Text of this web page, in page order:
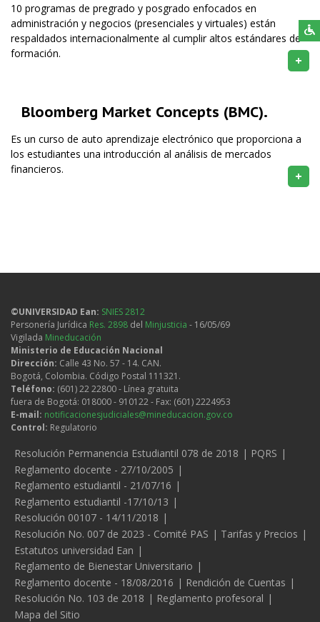
10 programas de pregrado y posgrado enfocados en
administración y negocios (presenciales y virtuales) están
respaldados internacionalmente al cumplir altos estándares de
formación.
+
Bloomberg Market Concepts (BMC).
Es un curso de auto aprendizaje electrónico que proporciona a
los estudiantes una introducción al análisis de mercados
financieros.
+
©UNIVERSIDAD Ean: SNIES 2812
Personería Jurídica Res. 2898 del Minjusticia - 16/05/69
Vigilada Mineducación
Ministerio de Educación Nacional
Dirección: Calle 43 No. 57 - 14. CAN.
Bogotá, Colombia. Código Postal 111321.
Teléfono: (601) 22 22800 - Línea gratuita
fuera de Bogotá: 018000 - 910122 - Fax: (601) 2224953
E-mail: notificacionesjudiciales@mineducacion.gov.co
Control: Regulatorio
Legales
Resolución Permanencia Estudiantil 078 de 2018
PQRS
Reglamento docente - 27/10/2005
Reglamento estudiantil - 21/07/16
Reglamento estudiantil -17/10/13
Resolución 00107 - 14/11/2018
Resolución No. 007 de 2023 - Comité PAS
Tarifas y Precios
Estatutos universidad Ean
Reglamento de Bienestar Universitario
Reglamento docente - 18/08/2016
Rendición de Cuentas
Resolución No. 103 de 2018
Reglamento profesoral
Mapa del Sitio